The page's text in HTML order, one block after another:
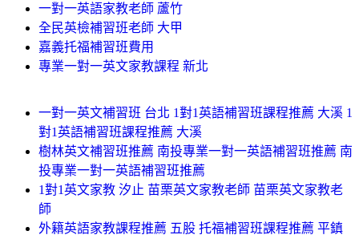
一對一英語家教老師 蘆竹
全民英檢補習班老師 大甲
嘉義托福補習班費用
專業一對一英文家教課程 新北
一對一英文補習班 台北 1對1英語補習班課程推薦 大溪 1
對1英語補習班課程推薦 大溪
樹林英文補習班推薦 南投專業一對一英語補習班推薦 南
投專業一對一英語補習班推薦
1對1英文家教 汐止 苗栗英文家教老師 苗栗英文家教老
師
外籍英語家教課程推薦 五股 托福補習班課程推薦 平鎮